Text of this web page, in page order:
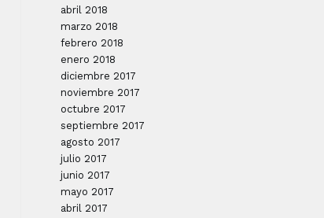
abril 2018
marzo 2018
febrero 2018
enero 2018
diciembre 2017
noviembre 2017
octubre 2017
septiembre 2017
agosto 2017
julio 2017
junio 2017
mayo 2017
abril 2017